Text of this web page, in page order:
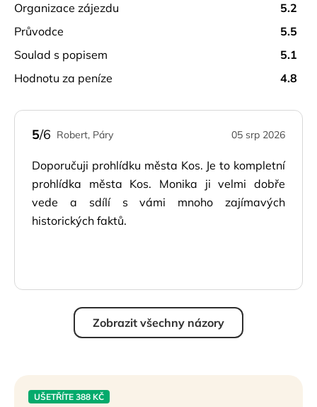
organizace zájezdu
5.2
průvodce
5.5
soulad s popisem
5.1
hodnotu za peníze
4.8
5/6 Robert, Páry 05 srp 2026
Doporučuji prohlídku města Kos. Je to kompletní
prohlídka města Kos. Monika ji velmi dobře
vede a sdílí s vámi mnoho zajímavých
historických faktů.
Zobrazit všechny názory
UŠETŘÍTE 388 KČ